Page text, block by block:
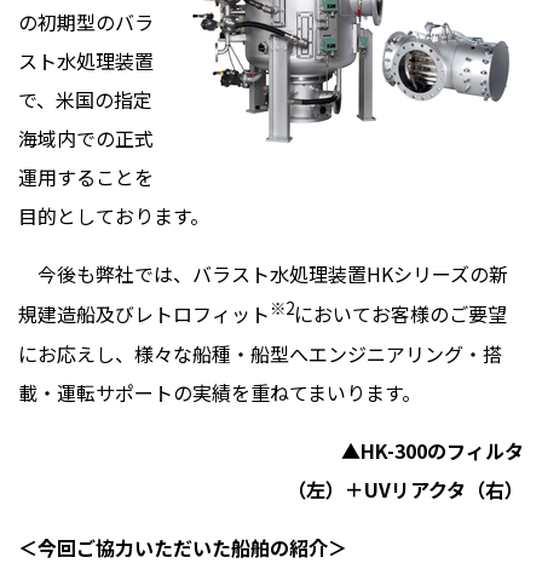
の初期型のバラ
スト水処理装置
で、米国の指定
海域内での正式
運用することを
目的としております。
今後も弊社では、バラスト水処理装置HKシリーズの新
規建造船及びレトロフィット ※2においてお客様のご要望
にお応えし、様々な船種・船型へエンジニアリング・搭
載・運転サポートの実績を重ねてまいります。
▲HK-300のフィルタ
（左）＋UVリアクタ（右）
＜今回ご協力いただいた船舶の紹介＞